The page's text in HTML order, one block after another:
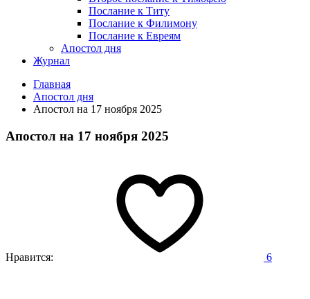
Послание к Титу
Послание к Филимону
Послание к Евреям
Апостол дня
Журнал
Главная
Апостол дня
Апостол на 17 ноября 2025
Апостол на 17 ноября 2025
Нравится: 6